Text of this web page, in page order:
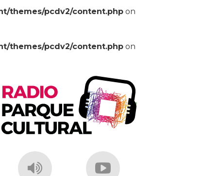
themes/pcdv2/content.php on
themes/pcdv2/content.php on